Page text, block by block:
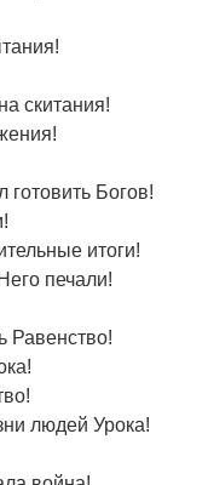
скитания!
готовить Богов!
итоги!
печали!
Равенство!
людей Урока!